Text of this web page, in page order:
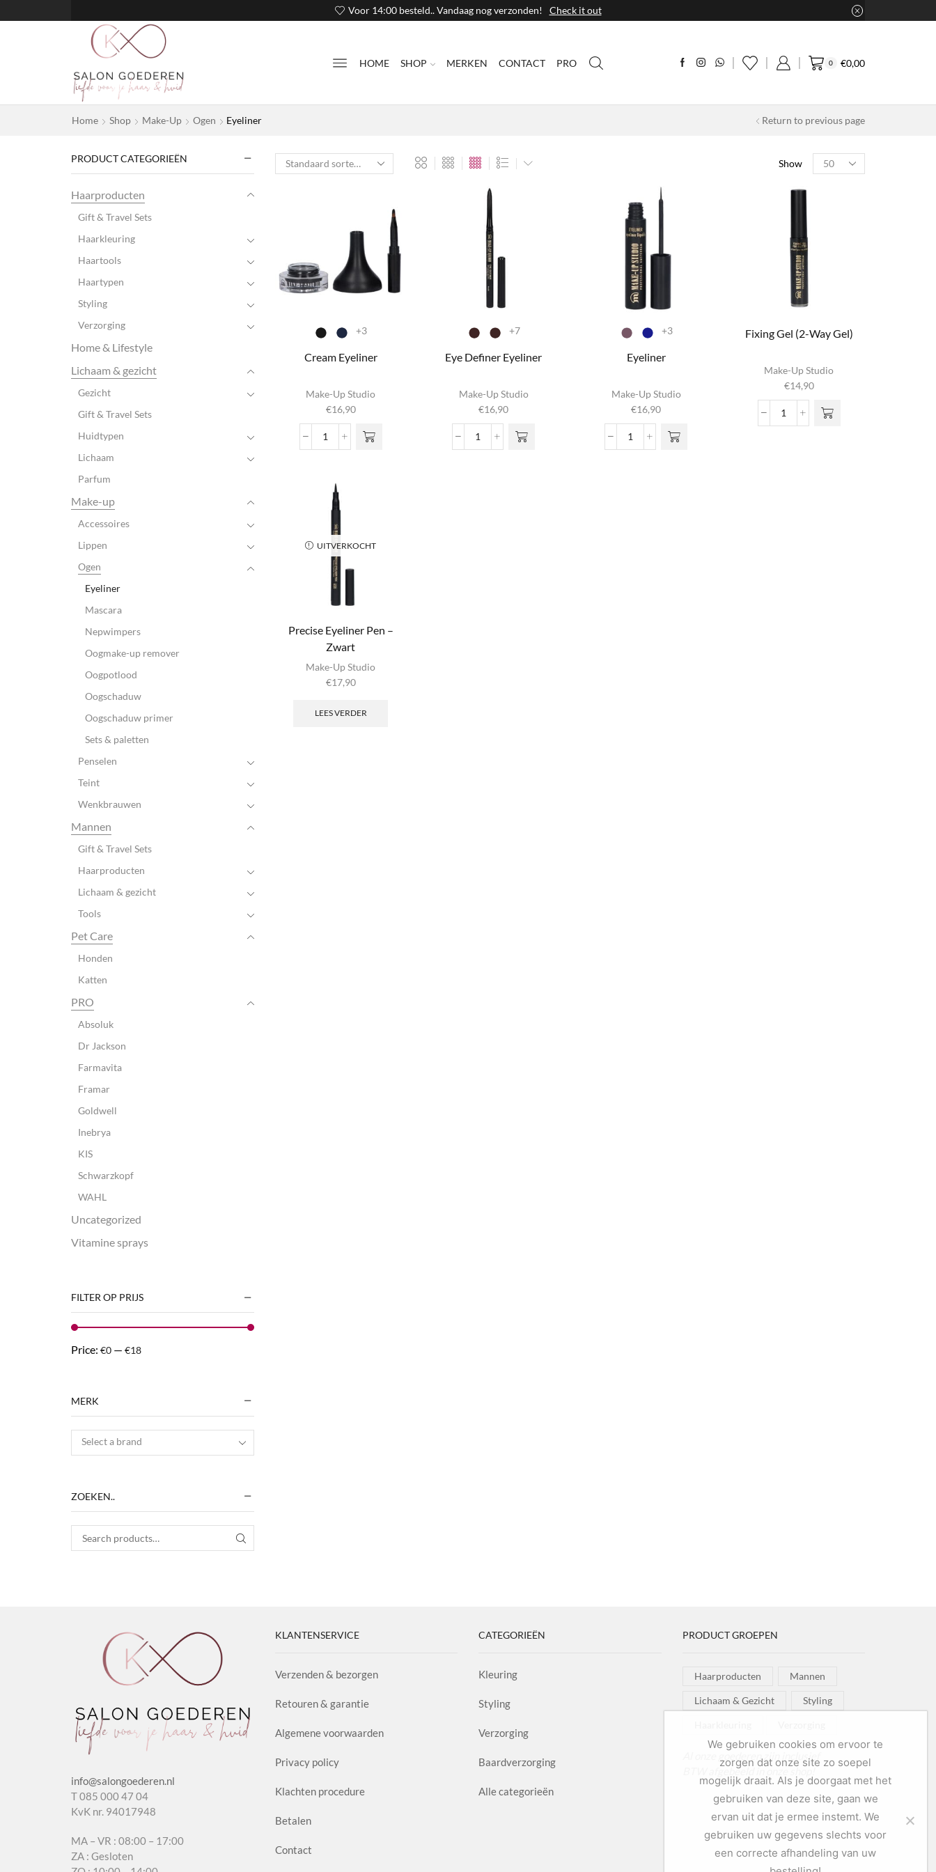
Voor 14:00 besteld.. Vandaag nog verzonden! Check it out
HOME SHOP MERKEN CONTACT PRO 0 €0,00
Home Shop Make-Up Ogen Eyeliner Return to previous page
Show
Products
per
+3
Cream Eyeliner
Make-Up Studio
€16,90
Cream
heeft
meerdere
optie kan
productpagina
+7
Eye Definer Eyeliner
Make-Up Studio
€16,90
Eye
heeft
meerdere
optie kan
+3
Eyeliner
Make-Up Studio
€16,90
Eyeliner
heeft
meerdere
optie kan
Fixing Gel (2-Way Gel)
Make-Up Studio
€14,90
Fixing
UITVERKOCHT
Precise Eyeliner Pen –
Zwart
Make-Up Studio
€17,90
LEES VERDER
PRODUCT CATEGORIEËN
Haarproducten
Gift & Travel Sets
Haarkleuring
Haartools
Haartypen
Styling
Verzorging
Home & Lifestyle
Lichaam & gezicht
Gezicht
Gift & Travel Sets
Huidtypen
Lichaam
Parfum
Make-up
Accessoires
Lippen
Ogen
Eyeliner
Mascara
Nepwimpers
Oogmake-up remover
Oogpotlood
Oogschaduw
Oogschaduw primer
Sets & paletten
Penselen
Teint
Wenkbrauwen
Mannen
Gift & Travel Sets
Haarproducten
Lichaam & gezicht
Tools
Pet Care
Honden
Katten
PRO
Absoluk
Dr Jackson
Farmavita
Framar
Goldwell
Inebrya
KIS
Schwarzkopf
WAHL
Uncategorized
Vitamine sprays
FILTER OP PRIJS
Price: €0 — €18
MERK
Select a brand
ZOEKEN..
Search for: SEARCH
info@salongoederen.nl
T 085 000 47 04
KvK nr. 94017948
MA – VR : 08:00 – 17:00
ZA : Gesloten
KLANTENSERVICE
Verzenden & bezorgen
Retouren & garantie
Algemene voorwaarden
Privacy policy
Klachten procedure
Betalen
Contact
CATEGORIEËN
Kleuring
Styling
Verzorging
Baardverzorging
Alle categorieën
PRODUCT GROEPEN
Haarproducten Mannen
Lichaam & Gezicht Styling
Al onze goederen zijn inclusief
BTW afgebeeld in onze shop!
We gebruiken cookies om ervoor te
zorgen dat onze site zo soepel
mogelijk draait. Als je doorgaat met het
gebruiken van deze site, gaan we
ervan uit dat je ermee instemt. We
gebruiken uw gegevens slechts voor
een correcte afhandeling van uw